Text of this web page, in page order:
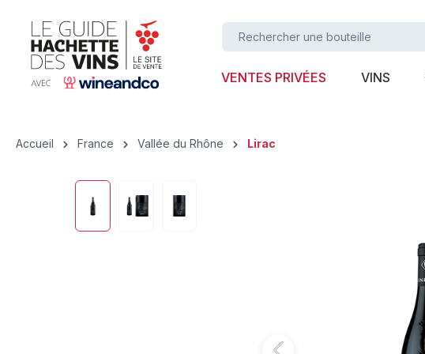
VENTES PRIVÉES VINS
Accueil France Vallée du Rhône Lirac
Ignorer la galerie d'images